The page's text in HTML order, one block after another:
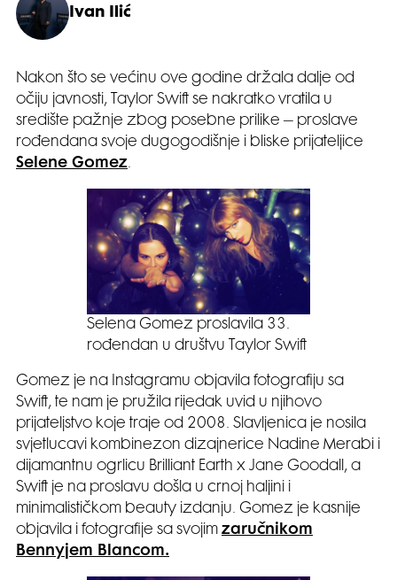
Ivan Ilić
Nakon što se većinu ove godine držala dalje od
očiju javnosti, Taylor Swift se nakratko vratila u
središte pažnje zbog posebne prilike – proslave
rođendana svoje dugogodišnje i bliske prijateljice
Selene Gomez.
Selena Gomez proslavila 33.
rođendan u društvu Taylor Swift
Gomez je na Instagramu objavila fotografiju sa
Swift, te nam je pružila rijedak uvid u njihovo
prijateljstvo koje traje od 2008. Slavljenica je nosila
svjetlucavi kombinezon dizajnerice Nadine Merabi i
dijamantnu ogrlicu Brilliant Earth x Jane Goodall, a
Swift je na proslavu došla u crnoj haljini i
minimalističkom beauty izdanju. Gomez je kasnije
objavila i fotografije sa svojim zaručnikom
Bennyjem Blancom.